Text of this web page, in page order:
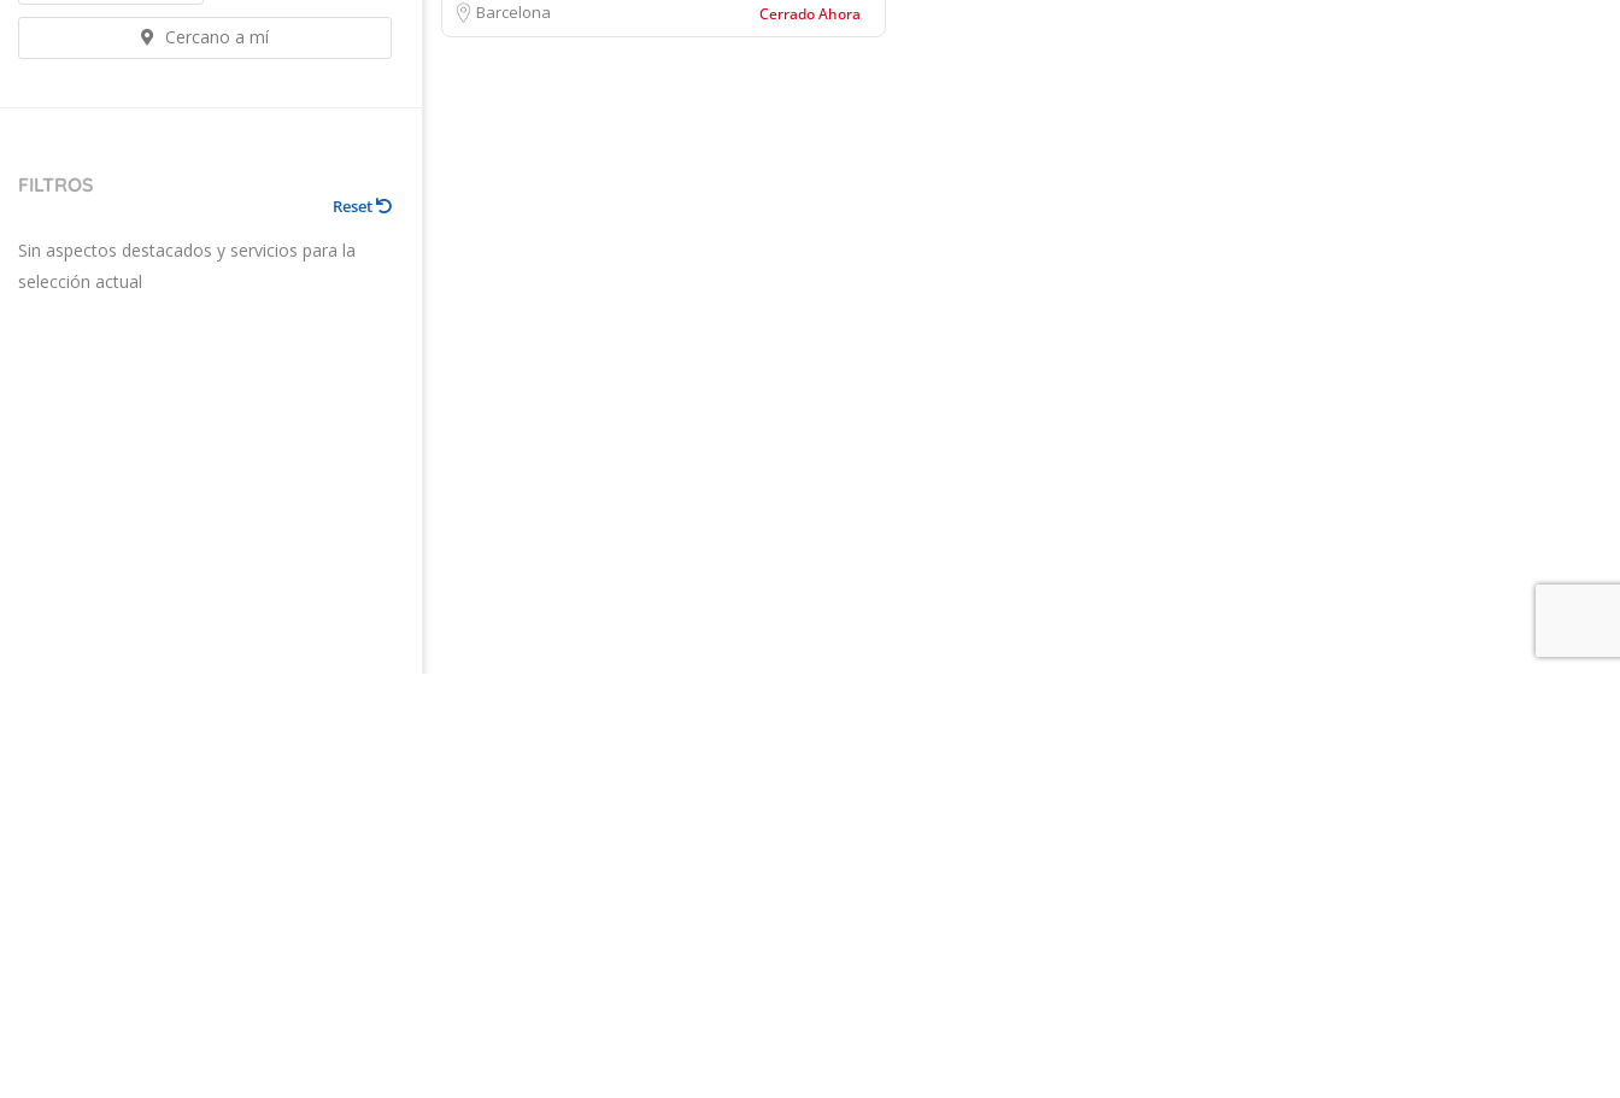
Cercano a mí
FILTROS
Reset
Sin aspectos destacados y servicios para la
selección actual
Barcelona Cerrado Ahora